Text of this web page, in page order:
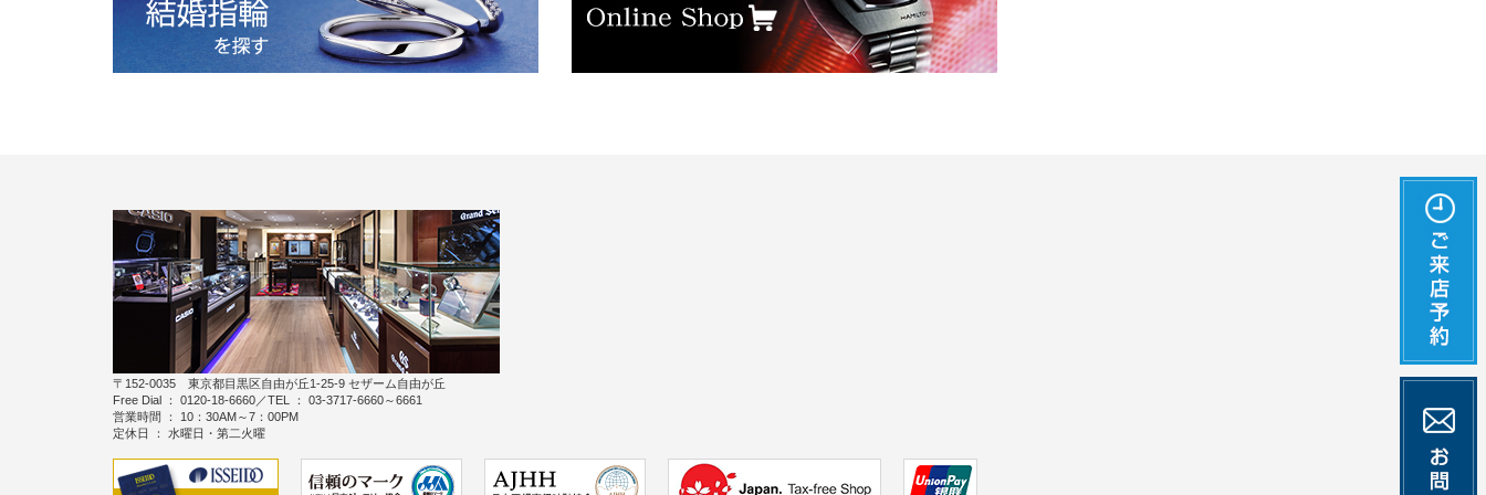
〒152-0035 東京都目黒区自由が丘1-25-9 セザーム自由が丘
Free Dial ： 0120-18-6660／TEL ： 03-3717-6660～6661
営業時間 ： 10：30AM～7：00PM
定休日 ： 水曜日・第二火曜